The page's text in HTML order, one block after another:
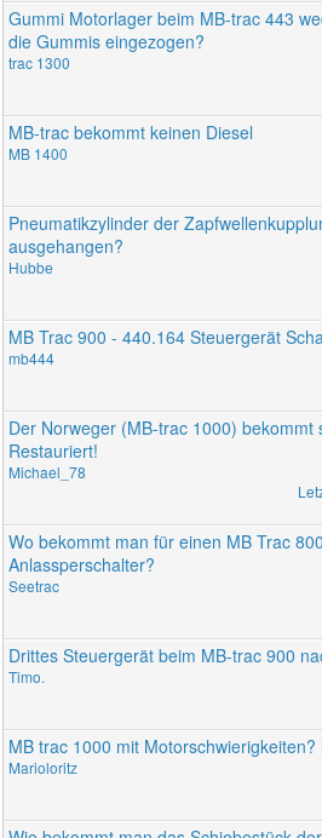
Gummi Motorlager beim MB-trac 443
die Gummis eingezogen?
trac 1300
MB-trac bekommt keinen Diesel
MB 1400
Pneumatikzylinder der
ausgehangen?
Hubbe
MB Trac 900 - 440.164 Steuergerät
mb444
Der Norweger (MB-trac 1000) bekommt
Restauriert!
Michael_78
Wo bekommt man für einen MB Trac
Anlassperschalter?
Seetrac
Drittes Steuergerät beim MB-trac 900
Timo.
MB trac 1000 mit
Marioloritz